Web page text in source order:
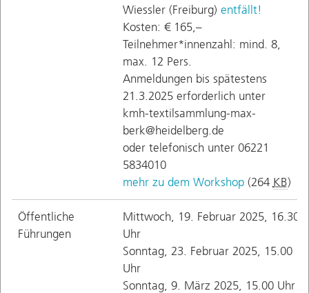
Wiessler (Freiburg) entfällt!
Kosten: € 165,–
Teilnehmer*innenzahl: mind. 8,
max. 12 Pers.
Anmeldungen bis spätestens
21.3.2025 erforderlich unter
kmh-textilsammlung-max-
berk@heidelberg.de
oder telefonisch unter 06221
5834010
mehr zu dem Workshop(264 KB)
Öffentliche
Führungen
Mittwoch, 19. Februar 2025, 16.30
Uhr
Sonntag, 23. Februar 2025, 15.00
Uhr
Sonntag, 9. März 2025, 15.00 Uhr